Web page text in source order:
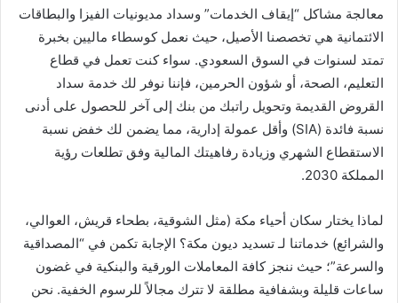
معالجة مشاكل “إيقاف الخدمات” وسداد مديونيات الفيزا والبطاقات
الائتمانية هي تخصصنا الأصيل، حيث نعمل كوسطاء ماليين بخبرة
تمتد لسنوات في السوق السعودي. سواء كنت تعمل في قطاع
التعليم، الصحة، أو شؤون الحرمين، فإننا نوفر لك خدمة سداد
القروض القديمة وتحويل راتبك من بنك إلى آخر للحصول على أدنى
نسبة فائدة (SIA) وأقل عمولة إدارية، مما يضمن لك خفض نسبة
الاستقطاع الشهري وزيادة رفاهيتك المالية وفق تطلعات رؤية
المملكة 2030.
لماذا يختار سكان أحياء مكة (مثل الشوقية، بطحاء قريش، العوالي،
والشرائع) خدماتنا لـ تسديد ديون مكة؟ الإجابة تكمن في “المصداقية
والسرعة”؛ حيث ننجز كافة المعاملات الورقية والبنكية في غضون
ساعات قليلة وبشفافية مطلقة لا تترك مجالاً للرسوم الخفية. نحن